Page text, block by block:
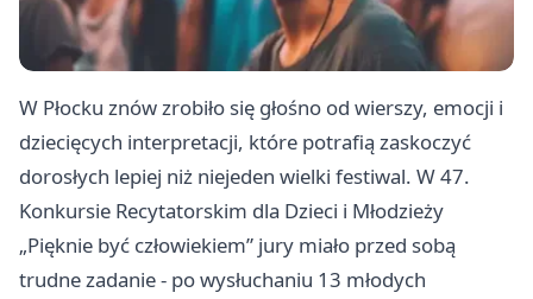
W Płocku znów zrobiło się głośno od wierszy, emocji i
dziecięcych interpretacji, które potrafią zaskoczyć
dorosłych lepiej niż niejeden wielki festiwal. W 47.
Konkursie Recytatorskim dla Dzieci i Młodzieży
„Pięknie być człowiekiem” jury miało przed sobą
trudne zadanie - po wysłuchaniu 13 młodych